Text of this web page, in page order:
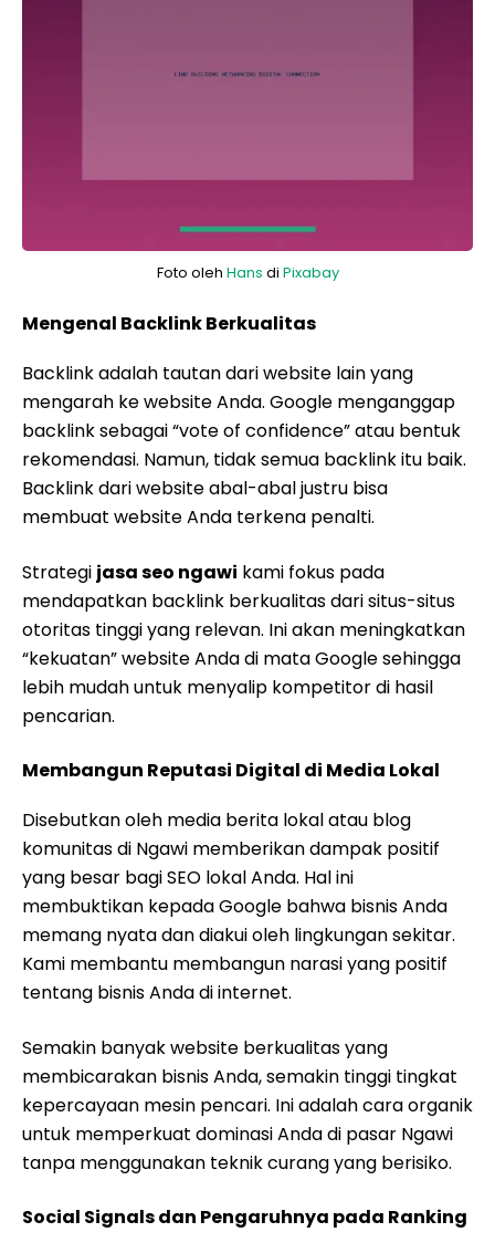
Foto oleh Hans di Pixabay
Mengenal Backlink Berkualitas
Backlink adalah tautan dari website lain yang
mengarah ke website Anda. Google menganggap
backlink sebagai “vote of confidence” atau bentuk
rekomendasi. Namun, tidak semua backlink itu baik.
Backlink dari website abal-abal justru bisa
membuat website Anda terkena penalti.
Strategi jasa seo ngawi kami fokus pada
mendapatkan backlink berkualitas dari situs-situs
otoritas tinggi yang relevan. Ini akan meningkatkan
“kekuatan” website Anda di mata Google sehingga
lebih mudah untuk menyalip kompetitor di hasil
pencarian.
Membangun Reputasi Digital di Media Lokal
Disebutkan oleh media berita lokal atau blog
komunitas di Ngawi memberikan dampak positif
yang besar bagi SEO lokal Anda. Hal ini
membuktikan kepada Google bahwa bisnis Anda
memang nyata dan diakui oleh lingkungan sekitar.
Kami membantu membangun narasi yang positif
tentang bisnis Anda di internet.
Semakin banyak website berkualitas yang
membicarakan bisnis Anda, semakin tinggi tingkat
kepercayaan mesin pencari. Ini adalah cara organik
untuk memperkuat dominasi Anda di pasar Ngawi
tanpa menggunakan teknik curang yang berisiko.
Social Signals dan Pengaruhnya pada Ranking